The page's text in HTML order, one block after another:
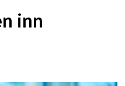
inn